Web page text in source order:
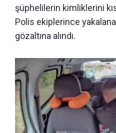
şüphelilerin kimliklerini
Polis ekiplerince
gözaltına alındı.